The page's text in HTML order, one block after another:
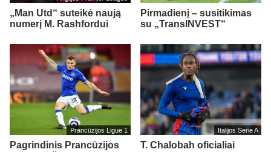
„Man Utd“ suteikė naują
numerį M. Rashfordui
Pirmadienį – susitikimas
su „TransINVEST“
Prancūzijos Ligue 1
Pagrindinis Prancūzijos
Italijos Serie A
T. Chalobah oficialiai